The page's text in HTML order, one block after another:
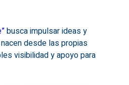
busca impulsar ideas y
desde las propias
visibilidad y apoyo para